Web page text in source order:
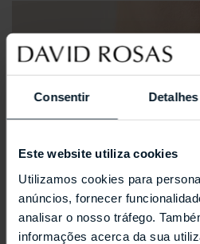
Consentir Detalhes
Este website utiliza cookies
Utilizamos cookies para
anúncios, fornecer
analisar o nosso tráfego.
informações acerca da sua